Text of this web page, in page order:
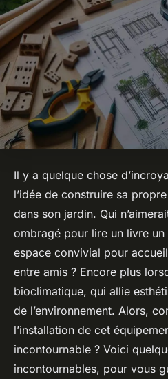
Il y a quelque chose
l’idée de construire sa propre
dans son jardin. Qui
ombragé pour lire un livre un
espace convivial pour
entre amis ? Encore plus
bioclimatique, qui allie
de l’environnement. Alors,
l’installation de cet
incontournable ? Voici
incontournables, pour vous